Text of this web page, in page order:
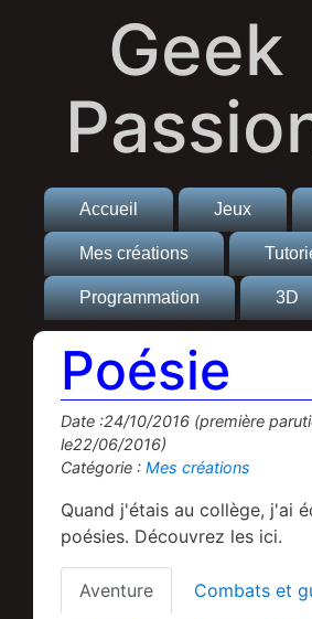
Geek
Accueil Jeux
Mes créations
Programmation 3D
Poésie
Date :24/10/2016 (première
le22/06/2016)
Catégorie : Mes créations
Quand j'étais au collège, j'ai
poésies. Découvrez les ici.
Aventure Combats et